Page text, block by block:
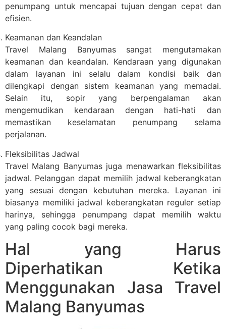
penumpang untuk mencapai tujuan dengan cepat dan
efisien.
Keamanan dan Keandalan
Travel Malang Banyumas sangat mengutamakan
keamanan dan keandalan. Kendaraan yang digunakan
dalam layanan ini selalu dalam kondisi baik dan
dilengkapi dengan sistem keamanan yang memadai.
Selain itu, sopir yang berpengalaman akan
mengemudikan kendaraan dengan hati-hati dan
memastikan keselamatan penumpang selama
perjalanan.
Fleksibilitas Jadwal
Travel Malang Banyumas juga menawarkan fleksibilitas
jadwal. Pelanggan dapat memilih jadwal keberangkatan
yang sesuai dengan kebutuhan mereka. Layanan ini
biasanya memiliki jadwal keberangkatan reguler setiap
harinya, sehingga penumpang dapat memilih waktu
yang paling cocok bagi mereka.
Hal yang Harus
Diperhatikan Ketika
Menggunakan Jasa Travel
Malang Banyumas